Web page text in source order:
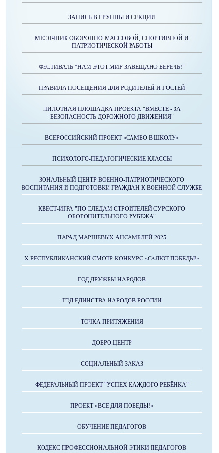
ЗАПИСЬ В ГРУППЫ И СЕКЦИИ
МЕСЯЧНИК ОБОРОННО-МАССОВОЙ, СПОРТИВНОЙ И
ПАТРИОТИЧЕСКОЙ РАБОТЫ
ФЕСТИВАЛЬ "НАМ ЭТОТ МИР ЗАВЕЩАНО БЕРЕЧЬ!"
ПРАВИЛА ПОСЕЩЕНИЯ ДЛЯ РОДИТЕЛЕЙ И ГОСТЕЙ
ПИЛОТНАЯ ПЛОЩАДКА ПРОЕКТА "ВМЕСТЕ - ЗА
БЕЗОПАСНОСТЬ ДОРОЖНОГО ДВИЖЕНИЯ"
ВСЕРОССИЙСКИЙ ПРОЕКТ «САМБО В ШКОЛУ»
ПСИХОЛОГО-ПЕДАГОГИЧЕСКИЕ КЛАССЫ
ЗОНАЛЬНЫЙ ЦЕНТР ВОЕННО-ПАТРИОТИЧЕСКОГО
ВОСПИТАНИЯ И ПОДГОТОВКИ ГРАЖДАН К ВОЕННОЙ СЛУЖБЕ
КВЕСТ-ИГРА "ПО СЛЕДАМ СТРОИТЕЛЕЙ СУРСКОГО
ОБОРОНИТЕЛЬНОГО РУБЕЖА"
ПАРАД МАРШЕВЫХ АНСАМБЛЕЙ-2025
X РЕСПУБЛИКАНСКИЙ СМОТР-КОНКУРС «САЛЮТ ПОБЕДЫ!»
ГОД ДРУЖБЫ НАРОДОВ
ГОД ЕДИНСТВА НАРОДОВ РОССИИ
ТОЧКА ПРИТЯЖЕНИЯ
ДОБРО.ЦЕНТР
СОЦИАЛЬНЫЙ ЗАКАЗ
ФЕДЕРАЛЬНЫЙ ПРОЕКТ "УСПЕХ КАЖДОГО РЕБЁНКА"
ПРОЕКТ «ВСЕ ДЛЯ ПОБЕДЫ!»
ОБУЧЕНИЕ ПЕДАГОГОВ
КОДЕКС ПРОФЕССИОНАЛЬНОЙ ЭТИКИ ПЕДАГОГОВ